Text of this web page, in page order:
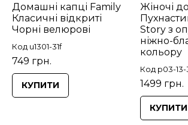
Домашні капці Family
Класичні відкриті
Чорні велюрові
Код u1301-31f
749 грн.
КУПИТИ
Жіночі
Story з
ніжно-
кольору
Код p03-13-
1499 грн.
КУПИТИ